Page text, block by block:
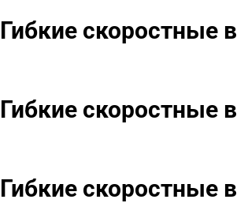
Гибкие скоростные
Гибкие скоростные
Гибкие скоростные